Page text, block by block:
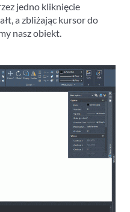
jedno kliknięcie
a zbliżając kursor do
nasz obiekt.